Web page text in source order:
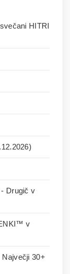
HITRI
Drugič v
v
30+